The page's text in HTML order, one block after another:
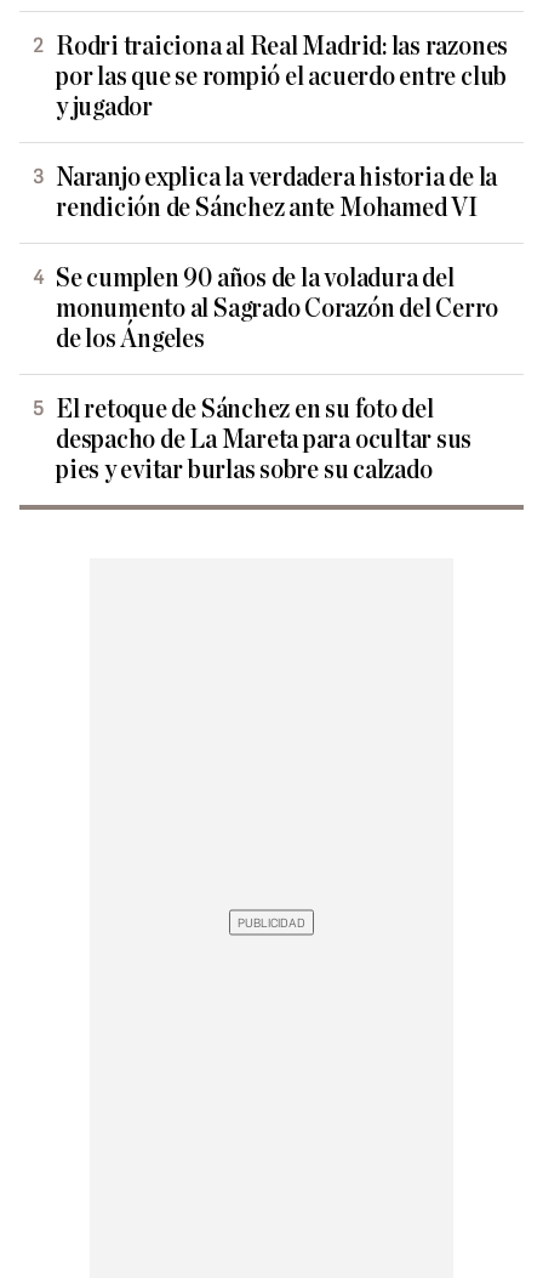
Rodri traiciona al Real Madrid: las razones
por las que se rompió el acuerdo entre club
y jugador
Naranjo explica la verdadera historia de la
rendición de Sánchez ante Mohamed VI
Se cumplen 90 años de la voladura del
monumento al Sagrado Corazón del Cerro
de los Ángeles
El retoque de Sánchez en su foto del
despacho de La Mareta para ocultar sus
pies y evitar burlas sobre su calzado